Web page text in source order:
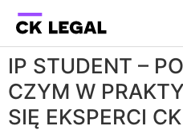
IP STUDENT –
CZYM W
SIĘ EKSPERCI